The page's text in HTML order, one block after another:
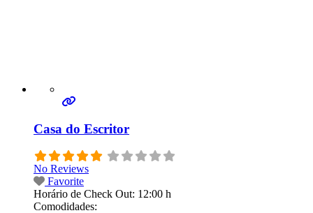
Casa do Escritor
No Reviews
Favorite
Horário de Check Out: 12:00 h
Comodidades: